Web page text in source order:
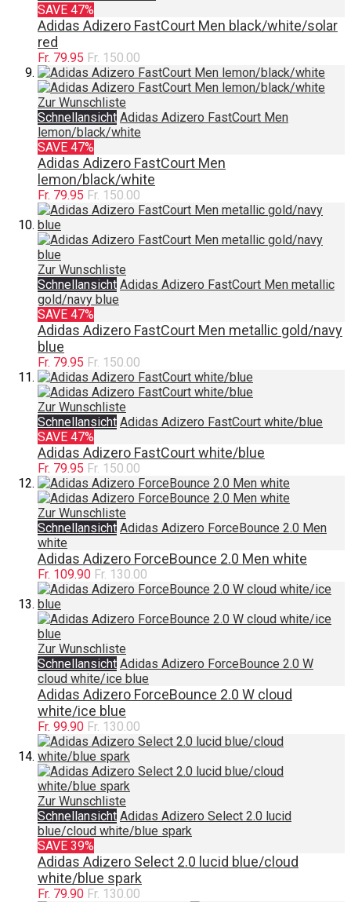
SAVE 47%
Adidas Adizero FastCourt Men black/white/solar
red
Fr. 79.95 Fr. 150.00
Zur Wunschliste
Schnellansicht Adidas Adizero FastCourt Men
lemon/black/white
SAVE 47%
Adidas Adizero FastCourt Men
lemon/black/white
Fr. 79.95 Fr. 150.00
Zur Wunschliste
Schnellansicht Adidas Adizero FastCourt Men metallic
gold/navy blue
SAVE 47%
Adidas Adizero FastCourt Men metallic gold/navy
blue
Fr. 79.95 Fr. 150.00
Zur Wunschliste
Schnellansicht Adidas Adizero FastCourt white/blue
SAVE 47%
Adidas Adizero FastCourt white/blue
Fr. 79.95 Fr. 150.00
Zur Wunschliste
Schnellansicht Adidas Adizero ForceBounce 2.0 Men
white
Adidas Adizero ForceBounce 2.0 Men white
Fr. 109.90 Fr. 130.00
Zur Wunschliste
Schnellansicht Adidas Adizero ForceBounce 2.0 W
cloud white/ice blue
Adidas Adizero ForceBounce 2.0 W cloud
white/ice blue
Fr. 99.90 Fr. 130.00
Zur Wunschliste
Schnellansicht Adidas Adizero Select 2.0 lucid
blue/cloud white/blue spark
SAVE 39%
Adidas Adizero Select 2.0 lucid blue/cloud
white/blue spark
Fr. 79.90 Fr. 130.00